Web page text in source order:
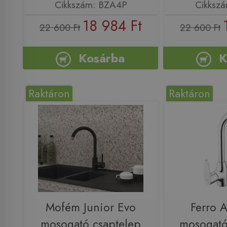
Cikkszám: BZA4P
22 600 Ft 18 984 Ft
Kosárba
22 600 Ft
Raktáron
Mofém Junior Evo
Raktáron
Ferro